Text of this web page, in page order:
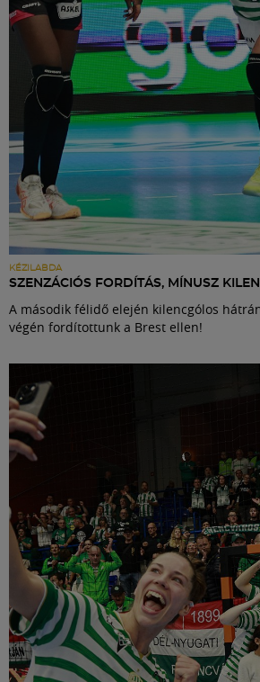
KÉZILABDA
SZENZÁCIÓS FORDÍTÁS, MÍNUSZ
A második félidő elején kilencgólos
végén fordítottunk a Brest ellen!